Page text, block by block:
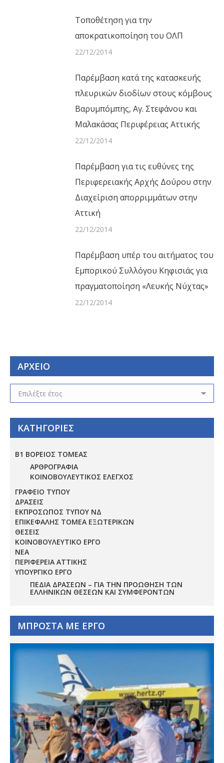
Τοποθέτηση για την
αποκρατικοποίηση του ΟΛΠ
22/12/2014
Παρέμβαση κατά της κατασκευής
πλευρικών διοδίων στους κόμβους
Βαρυμπόμπης, Αγ. Στεφάνου και
Μαλακάσας Περιφέρειας Αττικής
22/12/2014
Παρέμβαση για τις ευθύνες της
Περιφερειακής Αρχής Δούρου στην
Διαχείριση απορριμμάτων στην
Αττική
22/12/2014
Παρέμβαση υπέρ του αιτήματος του
Εμπορικού Συλλόγου Κηφισιάς για
πραγματοποίηση «Λευκής Νύχτας»
22/12/2014
ΑΡΧΕΙΟ
ΑΡΧΕΙΟ
ΚΑΤΗΓΟΡΙΕΣ
Β1 ΒΟΡΕΙΟΣ ΤΟΜΕΑΣ
ΑΡΘΡΟΓΡΑΦΙΑ
ΚΟΙΝΟΒΟΥΛΕΥΤΙΚΟΣ ΕΛΕΓΧΟΣ
ΓΡΑΦΕΙΟ ΤΥΠΟΥ
ΔΡΑΣΕΙΣ
ΕΚΠΡΟΣΩΠΟΣ ΤΥΠΟΥ ΝΔ
ΕΠΙΚΕΦΑΛΗΣ ΤΟΜΕΑ ΕΞΩΤΕΡΙΚΩΝ
ΘΕΣΕΙΣ
ΚΟΙΝΟΒΟΥΛΕΥΤΙΚΟ ΕΡΓΟ
ΝΕΑ
ΠΕΡΙΦΕΡΕΙΑ ΑΤΤΙΚΗΣ
ΥΠΟΥΡΓΙΚΟ ΕΡΓΟ
ΠΕΔΊΑ ΔΡΆΣΕΩΝ – ΓΙΑ ΤΗΝ ΠΡΟΏΘΗΣΗ ΤΩΝ
ΕΛΛΗΝΙΚΏΝ ΘΈΣΕΩΝ ΚΑΙ ΣΥΜΦΕΡΌΝΤΩΝ
ΜΠΡΟΣΤΑ ΜΕ ΕΡΓΟ